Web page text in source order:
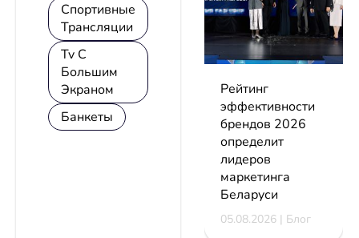
Спортивные
Трансляции
Tv С
Большим
Экраном
Банкеты
Рейтинг
эффективности
брендов 2026
определит
лидеров
маркетинга
Беларуси
05.08.2026 | Блог